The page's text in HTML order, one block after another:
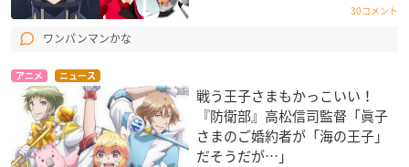
30コメント
ワンパンマンかな
アニメ ニュース
戦う王子さまもかっこいい！
『防衛部』高松信司監督「眞子
さまのご婚約者が「海の王子」
だそうだが…」